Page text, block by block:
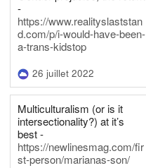
-
https://www.realityslaststan
d.com/p/i-would-have-been-
a-trans-kidstop
26 juillet 2022
Multiculturalism (or is it
intersectionality?) at it’s
best -
https://newlinesmag.com/fir
st-person/marianas-son/